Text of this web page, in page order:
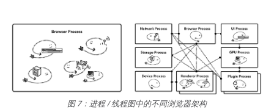
图 7：进程 / 线程图中的不同浏览器架构